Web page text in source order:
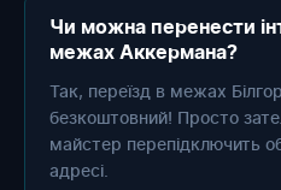
Чи можна перенести
межах Аккермана?
Так, переїзд в межах
безкоштовний! Просто
майстер перепідключить
адресі.